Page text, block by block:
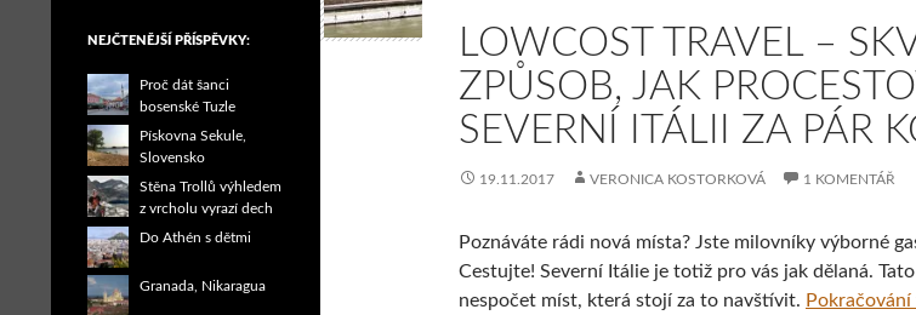
LOWCOST TRAVEL –
ZPŮSOB, JAK
SEVERNÍ ITÁLII ZA PÁR
19.11.2017 VERONICA KOSTORKOVÁ 1 KOMENTÁŘ
Poznáváte rádi nová místa? Jste milovníky výborné
Cestujte! Severní Itálie je totiž pro vás jak dělaná.
nespočet míst, která stojí za to navštívit.
NEJČTENĚJŠÍ PŘÍSPĚVKY:
Proč dát šanci
bosenské Tuzle
Pískovna Sekule,
Slovensko
Stěna Trollů výhledem
z vrcholu vyrazí dech
Do Athén s dětmi
Granada, Nikaragua